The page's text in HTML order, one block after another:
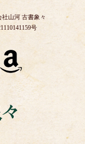
社山河 古書象々
号